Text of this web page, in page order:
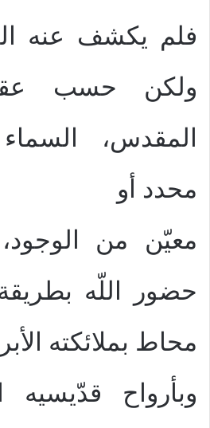
فلم يكشف عنه
ولكن حسب
المقدس،
محدد أو
معيّن من
حضور اللّه
محاط بملائكته
وبأرواح قدّيسيه